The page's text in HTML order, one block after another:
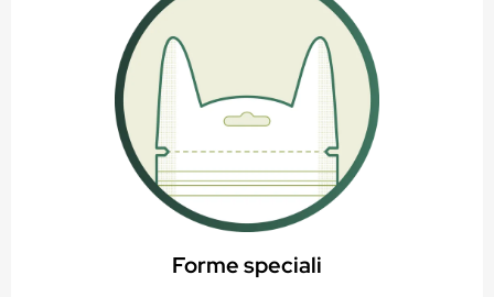
Forme speciali